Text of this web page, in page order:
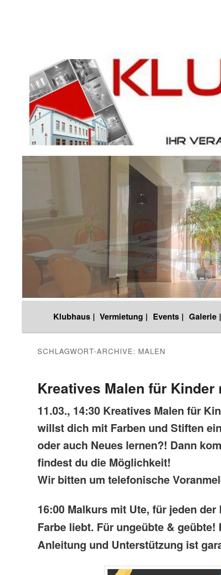
Zum
Inhalt
wechseln
Zum
sekundären
Inhalt
wechseln
Klubhaus | Vermietung | Events | Galerie |
SCHLAGWORT-ARCHIVE: MALEN
Kreatives Malen für Kinder
11.03., 14:30 Kreatives Malen für
willst dich mit Farben und Stiften
oder auch Neues lernen?! Dann
findest du die Möglichkeit!
Wir bitten um telefonische
16:00 Malkurs mit Ute, für jeden der
Farbe liebt. Für ungeübte &
Anleitung und Unterstützung ist